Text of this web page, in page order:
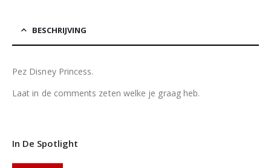
BESCHRIJVING
Pez Disney Princess.
Laat in de comments zeten welke je graag heb.
In De Spotlight